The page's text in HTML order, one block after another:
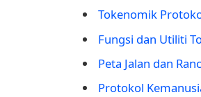
Tokenomik
Fungsi dan Utiliti
Peta Jalan dan
Protokol